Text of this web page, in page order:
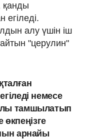
қанды
егіледі.
алу үшін іш
"церулин"
немесе
тамшылатып
өкпеңізге
арнайы